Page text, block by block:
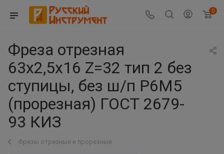
0
Фреза отрезная
63х2,5х16 Z=32 тип 2 без
ступицы, без ш/п Р6М5
(прорезная) ГОСТ 2679-
93 КИЗ
Фрезы отрезные и прорезные